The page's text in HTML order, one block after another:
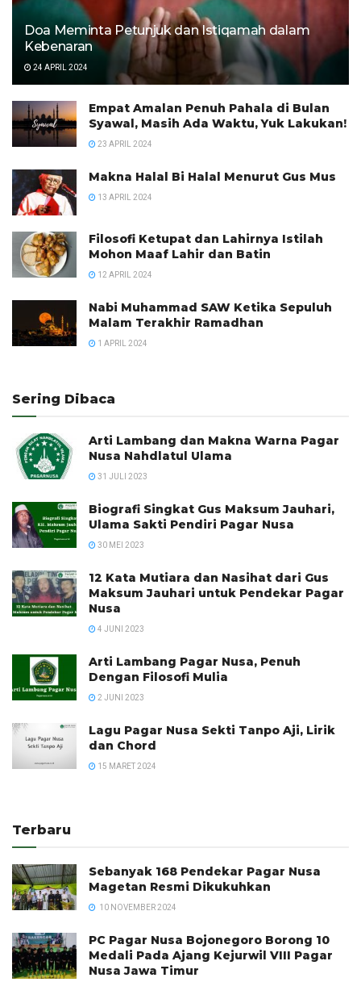
Doa Meminta Petunjuk dan Istiqamah dalam
Kebenaran
24 APRIL 2024
Empat Amalan Penuh Pahala di Bulan
Syawal, Masih Ada Waktu, Yuk Lakukan!
23 APRIL 2024
Makna Halal Bi Halal Menurut Gus Mus
13 APRIL 2024
Filosofi Ketupat dan Lahirnya Istilah
Mohon Maaf Lahir dan Batin
12 APRIL 2024
Nabi Muhammad SAW Ketika Sepuluh
Malam Terakhir Ramadhan
1 APRIL 2024
Sering Dibaca
Arti Lambang dan Makna Warna Pagar
Nusa Nahdlatul Ulama
31 JULI 2023
Biografi Singkat Gus Maksum Jauhari,
Ulama Sakti Pendiri Pagar Nusa
30 MEI 2023
12 Kata Mutiara dan Nasihat dari Gus
Maksum Jauhari untuk Pendekar Pagar
Nusa
4 JUNI 2023
Arti Lambang Pagar Nusa, Penuh
Dengan Filosofi Mulia
2 JUNI 2023
Lagu Pagar Nusa Sekti Tanpo Aji, Lirik
dan Chord
15 MARET 2024
Terbaru
Sebanyak 168 Pendekar Pagar Nusa
Magetan Resmi Dikukuhkan
10 NOVEMBER 2024
PC Pagar Nusa Bojonegoro Borong 10
Medali Pada Ajang Kejurwil VIII Pagar
Nusa Jawa Timur